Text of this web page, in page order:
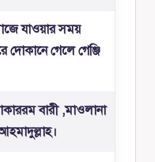
যাওয়ার সময়
দোকানে গেলে গেঞ্জি
বারী ,মাওলানা